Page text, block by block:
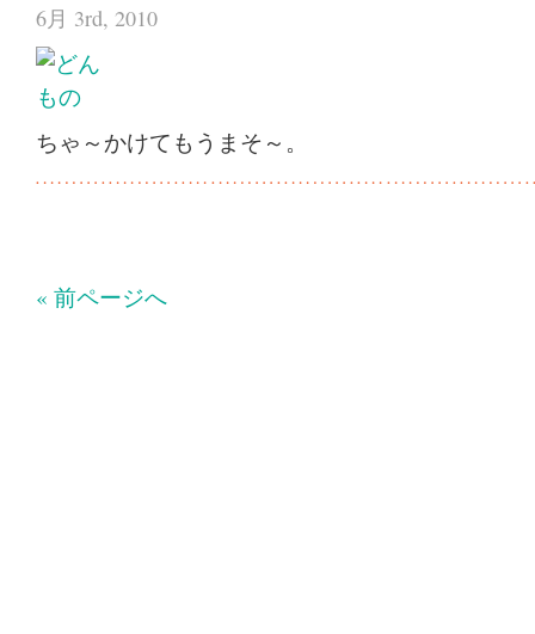
6月 3rd, 2010
ちゃ～かけてもうまそ～。
« 前ページへ